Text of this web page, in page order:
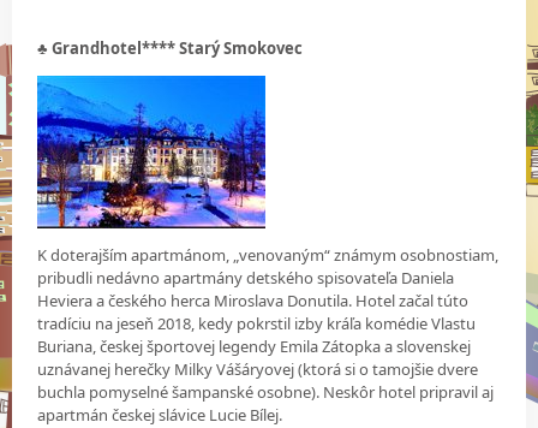
♣Grandhotel**** Starý Smokovec
K doterajším apartmánom, „venovaným“ známym osobnostiam,
pribudli nedávno apartmány detského spisovateľa Daniela
Heviera a českého herca Miroslava Donutila. Hotel začal túto
tradíciu na jeseň 2018, kedy pokrstil izby kráľa komédie Vlastu
Buriana, českej športovej legendy Emila Zátopka a slovenskej
uznávanej herečky Milky Vášáryovej (ktorá si o tamojšie dvere
buchla pomyselné šampanské osobne). Neskôr hotel pripravil aj
apartmán českej slávice Lucie Bílej.